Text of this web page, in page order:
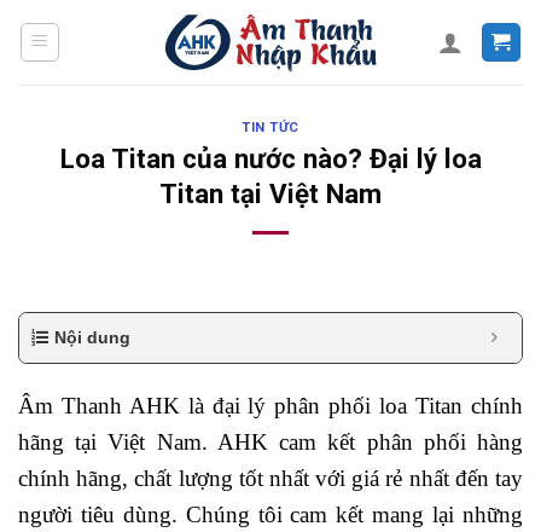
TIN TỨC
Loa Titan của nước nào? Đại lý loa
Titan tại Việt Nam
Nội dung
Âm Thanh AHK là đại lý phân phối loa Titan chính
hãng tại Việt Nam. AHK cam kết phân phối hàng
chính hãng, chất lượng tốt nhất với giá rẻ nhất đến tay
người tiêu dùng. Chúng tôi cam kết mang lại những